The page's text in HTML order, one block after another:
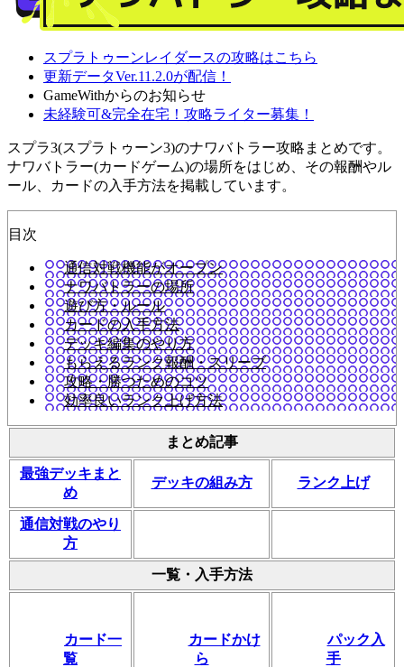
スプラトゥーンレイダースの攻略はこちら
更新データVer.11.2.0が配信！
GameWithからのお知らせ
未経験可&完全在宅！攻略ライター募集！
スプラ3(スプラトゥーン3)のナワバトラー攻略まとめです。
ナワバトラー(カードゲーム)の場所をはじめ、その報酬やル
ール、カードの入手方法を掲載しています。
目次
通信対戦機能がオープン
ナワバトラーの場所
遊び方・ルール
カードの入手方法
デッキ編集のやり方
もらえるランク報酬・スリーブ
攻略・勝つためのコツ
効率良いランク上げ方法
まとめ記事
最強デッキまと
め
デッキの組み方 ランク上げ
通信対戦のやり
方
一覧・入手方法
カード一
覧
カードかけ
ら
パック入
手